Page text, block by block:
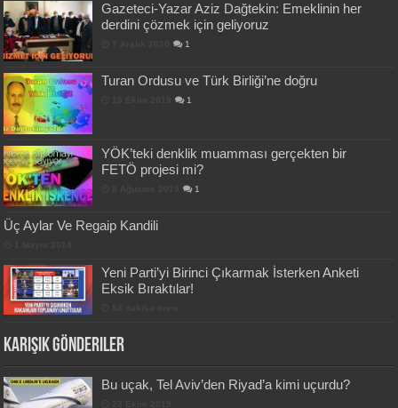
Gazeteci-Yazar Aziz Dağtekin: Emeklinin her
derdini çözmek için geliyoruz
1
Turan Ordusu ve Türk Birliği’ne doğru
1
YÖK’teki denklik muamması gerçekten bir
FETÖ projesi mi?
1
Üç Aylar Ve Regaip Kandili
Yeni Parti’yi Birinci Çıkarmak İsterken Anketi
Eksik Bıraktılar!
Karışık Gönderiler
Bu uçak, Tel Aviv’den Riyad’a kimi uçurdu?